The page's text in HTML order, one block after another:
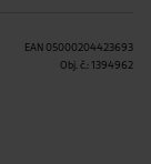
EAN 05000204423693
Obj. č.: 1394962